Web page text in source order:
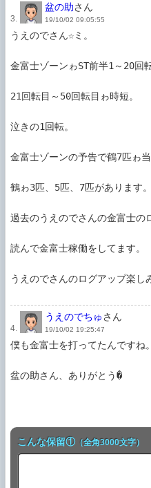
3.
盆の助さん
19/10/02 09:05:55
うえのでさん☆ミ。
金富士ゾーンゎST前半1～20回
21回転目～50回転目ゎ時短。
泣きの1回転。
金富士ゾーンの予告で鶴7匹ゎ当
鶴ゎ3匹、5匹、7匹があります。
過去のうえのでさんの金富士の
読んで金富士稼働をしてます。
うえのでさんのログアップ楽し
4.
うえのでちゅさん
19/10/02 19:25:47
僕も金富士を打ってたんですね
盆の助さん、ありがとう�
こんな保留① （全角3000文字）